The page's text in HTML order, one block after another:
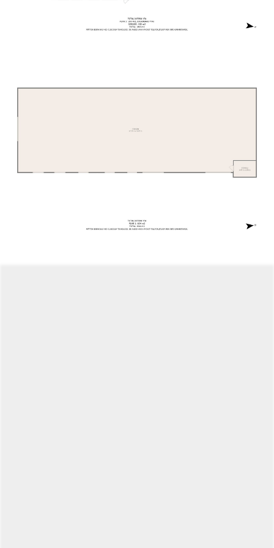
bidrar till en funktionell och lättillgänglig helhet.
exploatering och värdeskapande åtgärder.
utvecklingsspår. Kombinationen av befintliga byggnader,